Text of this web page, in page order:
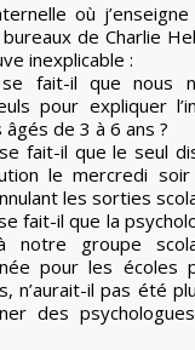
où
de Charlie
inexplicable :
fait-il que nous
pour expliquer
de 3 à 6 ans ?
fait-il que le seul
le mercredi
les sorties
fait-il que la
notre groupe
pour les écoles
n’aurait-il pas été
des